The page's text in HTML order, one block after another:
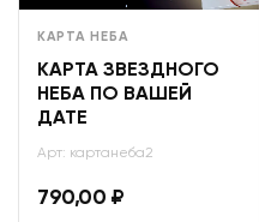
КАРТА НЕБА
КАРТА ЗВЕЗДНОГО
НЕБА ПО ВАШЕЙ
ДАТЕ
Арт: картанеба2
790,00 ₽